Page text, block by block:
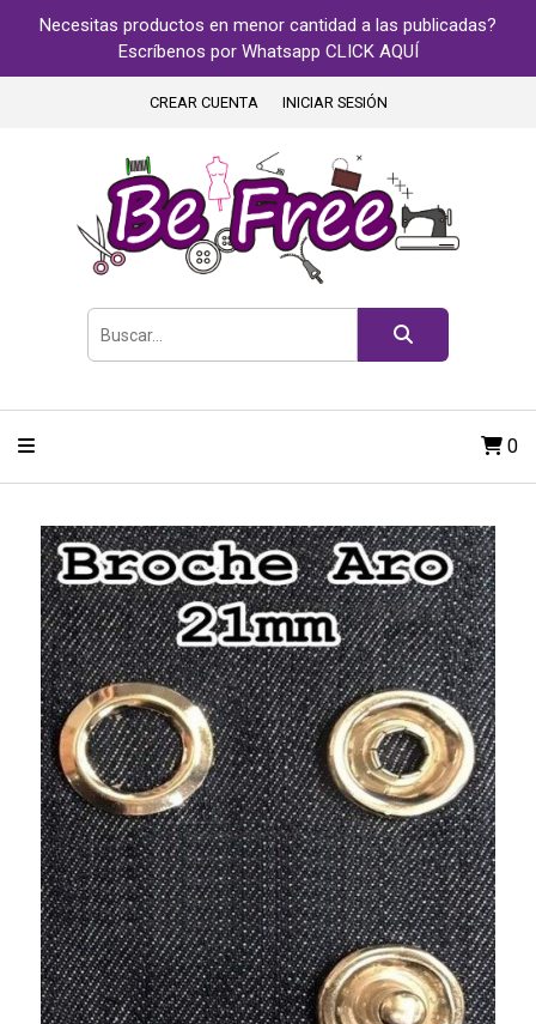
Necesitas productos en menor cantidad a las publicadas?
Escríbenos por Whatsapp CLICK AQUÍ
CREAR CUENTA INICIAR SESIÓN
0